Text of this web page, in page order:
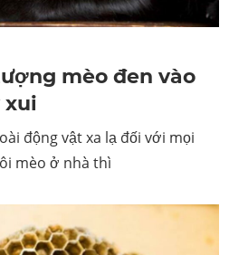
mèo đen vào
xui
động vật xa lạ đối với mọi
mèo ở nhà thì